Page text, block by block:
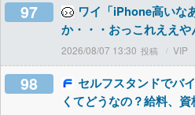
97
ワイ「iPhone高いな
か・・・おっこれええ
2026/08/07 13:30 VIP
98
セルフスタンドでバ
くてどうなの？給料、